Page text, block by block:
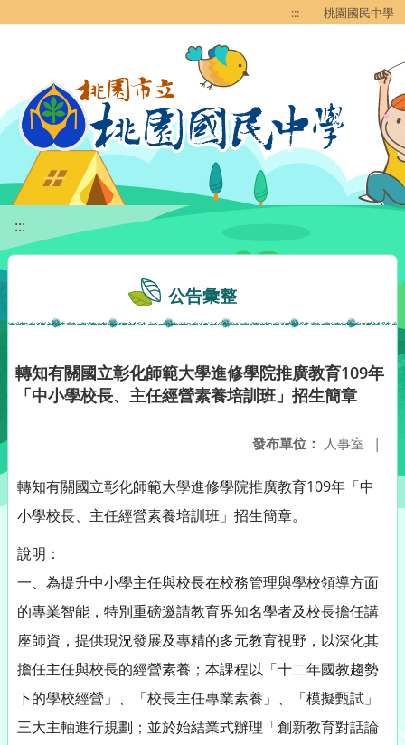
::: 桃園國民中學
:::
公告彙整
轉知有關國立彰化師範大學進修學院推廣教育109年
「中小學校長、主任經營素養培訓班」招生簡章
發布單位： 人事室 |
轉知有關國立彰化師範大學進修學院推廣教育109年「中
小學校長、主任經營素養培訓班」招生簡章。
說明：
一、為提升中小學主任與校長在校務管理與學校領導方面
的專業智能，特別重磅邀請教育界知名學者及校長擔任講
座師資，提供現況發展及專精的多元教育視野，以深化其
擔任主任與校長的經營素養；本課程以「十二年國教趨勢
下的學校經營」、「校長主任專業素養」、「模擬甄試」
三大主軸進行規劃；並於始結業式辦理「創新教育對話論